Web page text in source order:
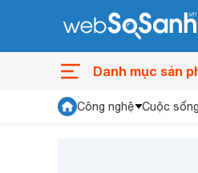
Danh mục sản
Công nghệ Cuộc sống